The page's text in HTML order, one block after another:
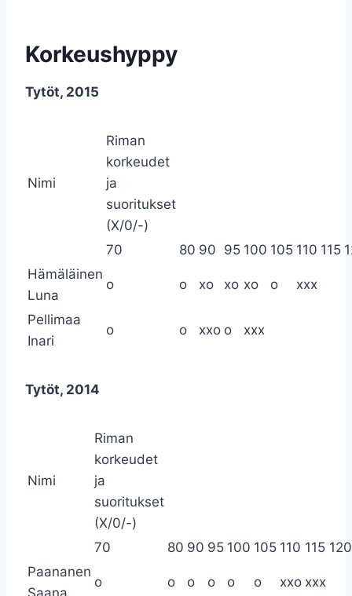
Korkeushyppy
Tytöt, 2015
Nimi
Riman
korkeudet
ja
suoritukset
(X/0/-)
70
80 90 95 100 105 110 115
Hämäläinen
Luna
o o xo xo xo o xxx
Pellimaa
Inari
o o xxo o xxx
Tytöt, 2014
Nimi
Riman
korkeudet
ja
suoritukset
(X/0/-)
70
80 90 95 100 105 110 115 120
Paananen
Saana
o o o o o o xxo xxx